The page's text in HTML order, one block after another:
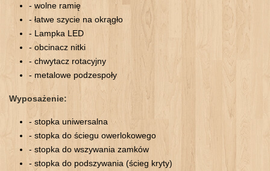
- wolne ramię
- łatwe szycie na okrągło
- Lampka LED
- obcinacz nitki
- chwytacz rotacyjny
- metalowe podzespoły
Wyposażenie:
- stopka uniwersalna
- stopka do ściegu owerlokowego
- stopka do wszywania zamków
- stopka do podszywania (ścieg kryty)